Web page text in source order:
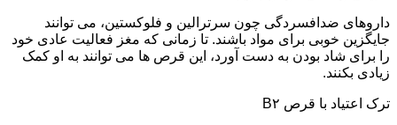
داروهای ضدافسردگی چون سرترالین و فلوکستین، می توانند
جایگزین خوبی برای مواد باشند. تا زمانی که مغز فعالیت عادی خود
را برای شاد بودن به دست آورد، این قرص ها می توانند به او کمک
زیادی بکنند.
ترک اعتیاد با قرص B۲